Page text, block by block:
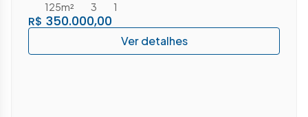
R$ 350.000,00
3
1
125m²